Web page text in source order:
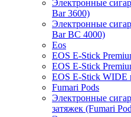
Электронные
Bar 3600)
Электронные
Bar BC 4000)
Eos
EOS E-Stick
EOS E-Stick
EOS E-Stick WIDE
Fumari Pods
Электронные
затяжек (Fumari